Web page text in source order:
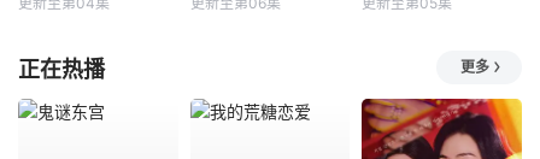
正在热播 更多